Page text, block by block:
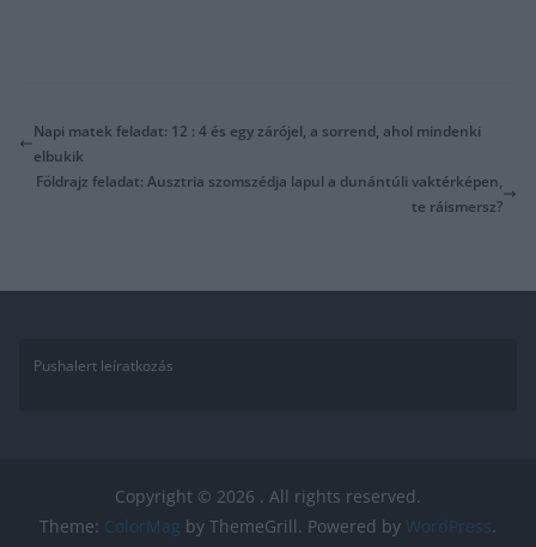
Napi matek feladat: 12 : 4 és egy zárójel, a sorrend, ahol mindenki
elbukik
Földrajz feladat: Ausztria szomszédja lapul a dunántúli vaktérképen,
te ráismersz?
Pushalert leíratkozás
Copyright © 2026 . All rights reserved.
Theme: ColorMag by ThemeGrill. Powered by WordPress.